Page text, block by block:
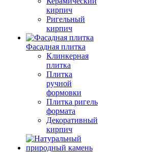
кирпич
Ригельный
кирпич
Фасадная плитка
Клинкерная
плитка
Плитка
ручной
формовки
Плитка ригель
формата
Декоративный
кирпич